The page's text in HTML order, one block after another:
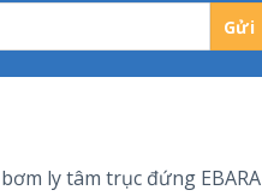
ly tâm trục đứng EBARA